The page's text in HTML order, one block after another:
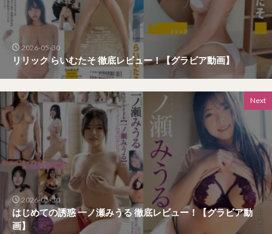
2026-05-30
リリック らいむたそ 徹底レビュー！【グラビア動画】
Next
2026-05-30
はじめての誘惑 一ノ瀬みうる 徹底レビュー！【グラビア動
画】